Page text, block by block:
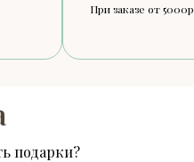
При заказе от 5000р.
подарки?